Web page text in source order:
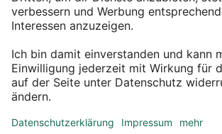
Über DEPOT
Kontakt